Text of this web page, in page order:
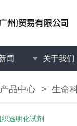
闻 关于我们
产品中心 > 生命
织透明化试剂